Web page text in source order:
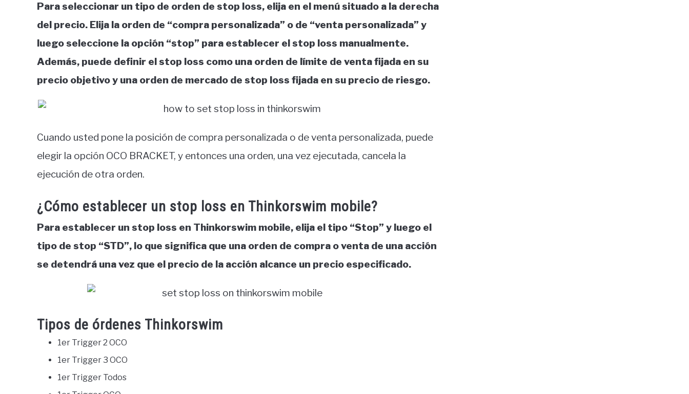
Para seleccionar un tipo de orden de stop loss, elija en el menú situado a la derecha
del precio. Elija la orden de “compra personalizada” o de “venta personalizada” y
luego seleccione la opción “stop” para establecer el stop loss manualmente.
Además, puede definir el stop loss como una orden de límite de venta fijada en su
precio objetivo y una orden de mercado de stop loss fijada en su precio de riesgo.
Cuando usted pone la posición de compra personalizada o de venta personalizada, puede
elegir la opción OCO BRACKET, y entonces una orden, una vez ejecutada, cancela la
ejecución de otra orden.
¿Cómo establecer un stop loss en Thinkorswim mobile?
Para establecer un stop loss en Thinkorswim mobile, elija el tipo “Stop” y luego el
tipo de stop “STD”, lo que significa que una orden de compra o venta de una acción
se detendrá una vez que el precio de la acción alcance un precio especificado.
Tipos de órdenes Thinkorswim
1er Trigger 2 OCO
1er Trigger 3 OCO
1er Trigger Todos